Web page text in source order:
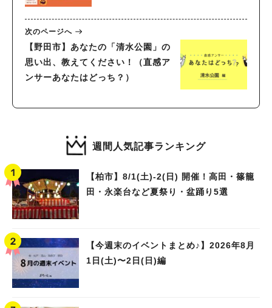
次のページへ
【野田市】あなたの「清水公園」の
思い出、教えてください！（直感ア
ンサーあなたはどっち？）
週間人気記事ランキング
【柏市】8/1(土)‐2(日) 開催！高田・篠籠
田・永楽台など夏祭り・盆踊り5選
【今週末のイベントまとめ♪】2026年8月
1日(土)〜2日(日)編